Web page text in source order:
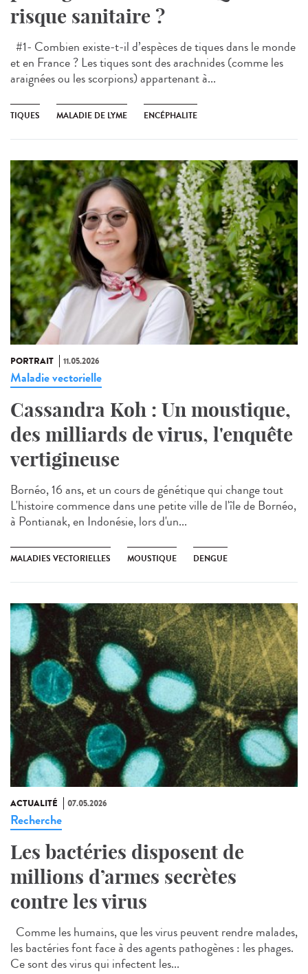
risque sanitaire ?
#1- Combien existe-t-il d’espèces de tiques dans le monde
et en France ? Les tiques sont des arachnides (comme les
araignées ou les scorpions) appartenant à...
TIQUES MALADIE DE LYME ENCÉPHALITE
PORTRAIT 11.05.2026
Maladie vectorielle
Cassandra Koh : Un moustique,
des milliards de virus, l'enquête
vertigineuse
Bornéo, 16 ans, et un cours de génétique qui change tout
L'histoire commence dans une petite ville de l'île de Bornéo,
à Pontianak, en Indonésie, lors d'un...
MALADIES VECTORIELLES MOUSTIQUE DENGUE
ACTUALITÉ 07.05.2026
Recherche
Les bactéries disposent de
millions d’armes secrètes
contre les virus
Comme les humains, que les virus peuvent rendre malades,
les bactéries font face à des agents pathogènes : les phages.
Ce sont des virus qui infectent les...